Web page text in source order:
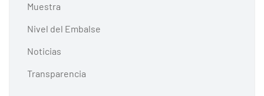
Muestra
Nivel del Embalse
Noticias
Transparencia